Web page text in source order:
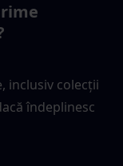
inclusiv colecții
îndeplinesc